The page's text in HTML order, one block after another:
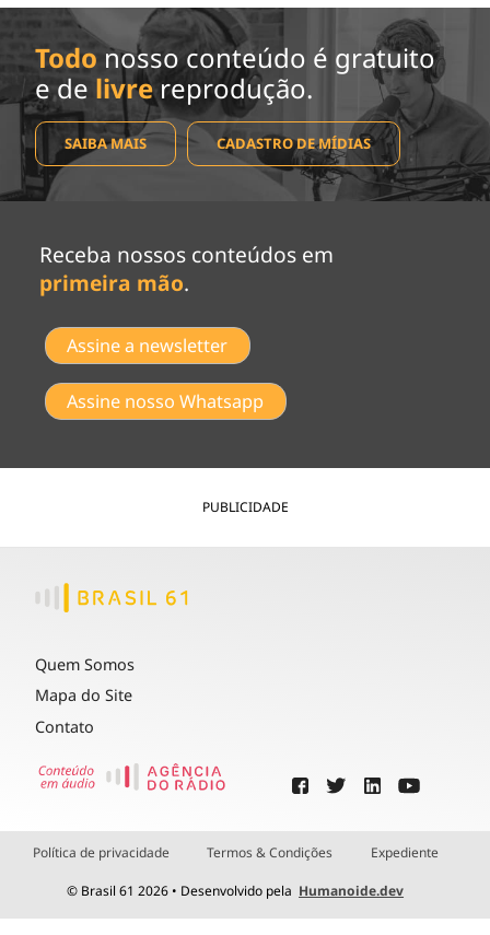
Todo nosso conteúdo é gratuito
e de livrereprodução.
SAIBA MAIS CADASTRO DE MÍDIAS
Receba nossos conteúdos em
primeira mão.
Assine a newsletter
Assine nosso Whatsapp
PUBLICIDADE
Quem Somos
Mapa do Site
Contato
Política de privacidade Termos & Condições Expediente
© Brasil 61 2026 • Desenvolvido pela Humanoide.dev